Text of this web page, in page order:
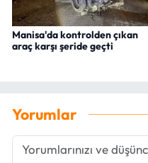
Manisa'da kontrolden çıkan
araç karşı şeride geçti
Yorumlar